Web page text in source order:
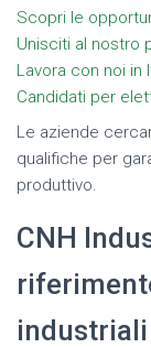
Scopri le
Unisciti al nostro
Lavora con noi in
Candidati per
Le aziende
qualifiche per
produttivo.
CNH
industriali